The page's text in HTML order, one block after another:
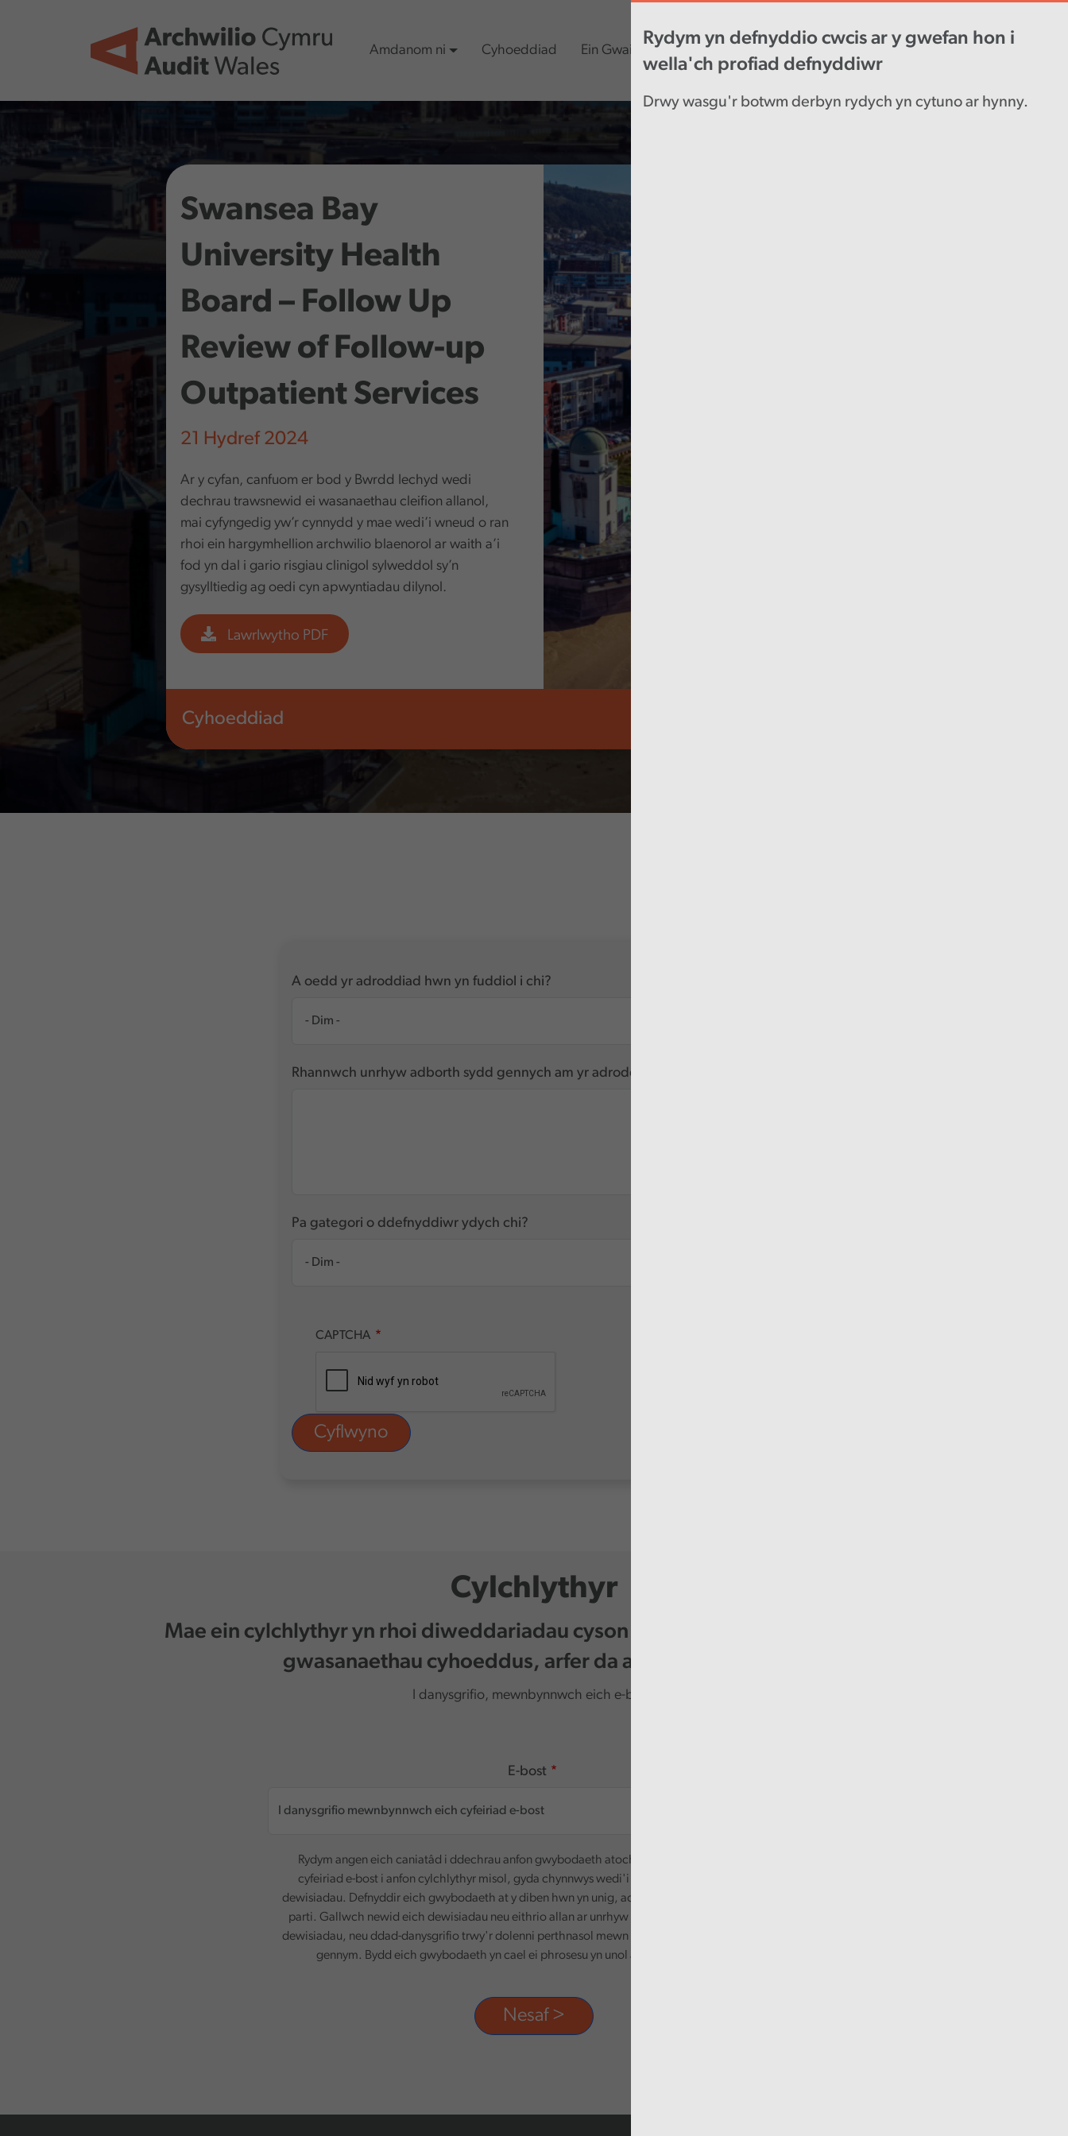
Rydym yn defnyddio cwcis ar y gwefan hon i
wella'ch profiad defnyddiwr
Drwy wasgu'r botwm derbyn rydych yn cytuno ar hynny.
Amdanom ni Cyhoeddiad Ein Gwaith Cynnwys diweddaraf Gyrfaoedd
Swansea Bay
University Health
Board – Follow Up
Review of Follow-up
Outpatient Services
21 Hydref 2024
Ar y cyfan, canfuom er bod y Bwrdd Iechyd wedi
dechrau trawsnewid ei wasanaethau cleifion allanol,
mai cyfyngedig yw’r cynnydd y mae wedi’i wneud o ran
rhoi ein hargymhellion archwilio blaenorol ar waith a’i
fod yn dal i gario risgiau clinigol sylweddol sy’n
gysylltiedig ag oedi cyn apwyntiadau dilynol.
Lawrlwytho PDF
Cyhoeddiad
A oedd yr adroddiad hwn yn fuddiol i chi?
Rhannwch unrhyw adborth sydd gennych am yr adroddiad hwn
Pa gategori o ddefnyddiwr ydych chi?
CAPTCHA
Cylchlythyr
Mae ein cylchlythyr yn rhoi diweddariadau cyson i chi am ein gwaith archwilio
gwasanaethau cyhoeddus, arfer da a digwyddiadau.
I danysgrifio, mewnbynnwch eich e-bost.
E-bost
Rydym angen eich caniatâd i ddechrau anfon gwybodaeth atoch. Defnyddir eich enw a'ch
cyfeiriad e-bost i anfon cylchlythyr misol, gyda chynnwys wedi'i deilwra yn seiliedig ar eich
dewisiadau. Defnyddir eich gwybodaeth at y diben hwn yn unig, ac ni chaiff ei rhannu â thrydydd
parti. Gallwch newid eich dewisiadau neu eithrio allan ar unrhyw adeg, trwy ddiweddaru eich
dewisiadau, neu ddad-danysgrifio trwy'r dolenni perthnasol mewn unrhyw e-bost a dderbyniwch
gennym. Bydd eich gwybodaeth yn cael ei phrosesu yn unol â'n polisi preifatrwydd.